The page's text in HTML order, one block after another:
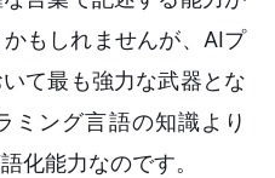
もしれませんが、AIプ
て最も強力な武器とな
ミング言語の知識より
化能力なのです。